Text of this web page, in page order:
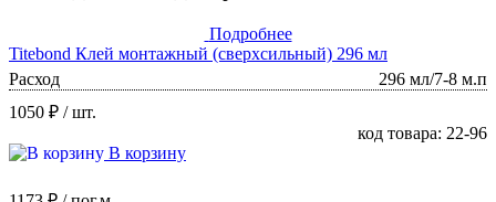
Подробнее
Titebond Клей монтажный (сверхсильный) 296 мл
Расход
296 мл/7-8 м.п
1050 ₽ / шт.
код товара: 22-96
В корзину